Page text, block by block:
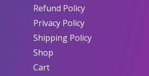
Refund Policy
Privacy Policy
Shipping Policy
Shop
Cart